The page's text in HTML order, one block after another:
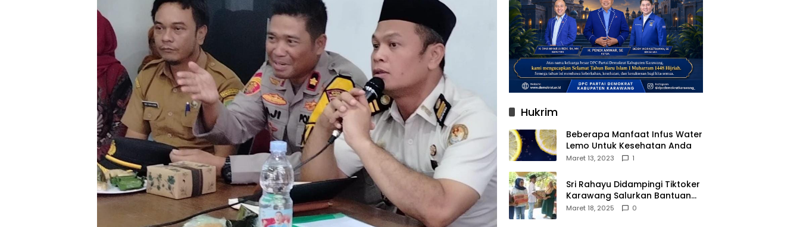
Hukrim
Beberapa Manfaat Infus Water
Lemo Untuk Kesehatan Anda
Maret 13, 2023 1
Sri Rahayu Didampingi Tiktoker
Karawang Salurkan Bantuan
untuk Warga Dusun Kampek
Maret 18, 2025 0